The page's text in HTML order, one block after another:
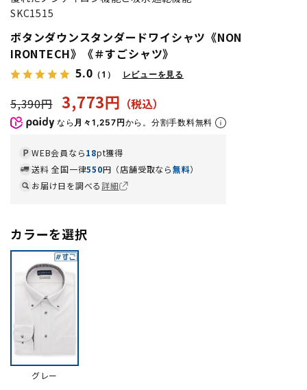
SKC1515
ボタンダウンスタンダードワイシャツ《NON
IRONTECH》《＃すごシャツ》
5.0 （1） レビューを見る
5,390円 3,773円
なら 月々1,257円から。分割手数料無料
WEB会員なら18pt獲得
送料 全国一律550円（店舗受取なら無料）
お届け日を調べる詳細
カラーを選択
グレー